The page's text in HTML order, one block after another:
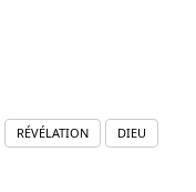
RÉVÉLATION DIEU